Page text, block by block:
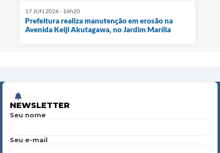
17 JUN 2026 - 16h20
Prefeitura realiza manutenção em erosão na
Avenida Keiji Akutagawa, no Jardim Marília
NEWSLETTER
Seu nome
Seu e-mail